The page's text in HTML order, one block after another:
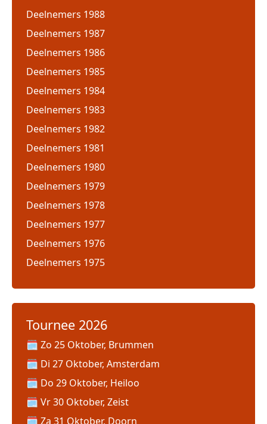
Deelnemers 1988
Deelnemers 1987
Deelnemers 1986
Deelnemers 1985
Deelnemers 1984
Deelnemers 1983
Deelnemers 1982
Deelnemers 1981
Deelnemers 1980
Deelnemers 1979
Deelnemers 1978
Deelnemers 1977
Deelnemers 1976
Deelnemers 1975
Tournee 2026
Zo 25 Oktober, Brummen
Di 27 Oktober, Amsterdam
Do 29 Oktober, Heiloo
Vr 30 Oktober, Zeist
Za 31 Oktober, Doorn